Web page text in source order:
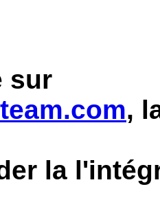
sur
,
la